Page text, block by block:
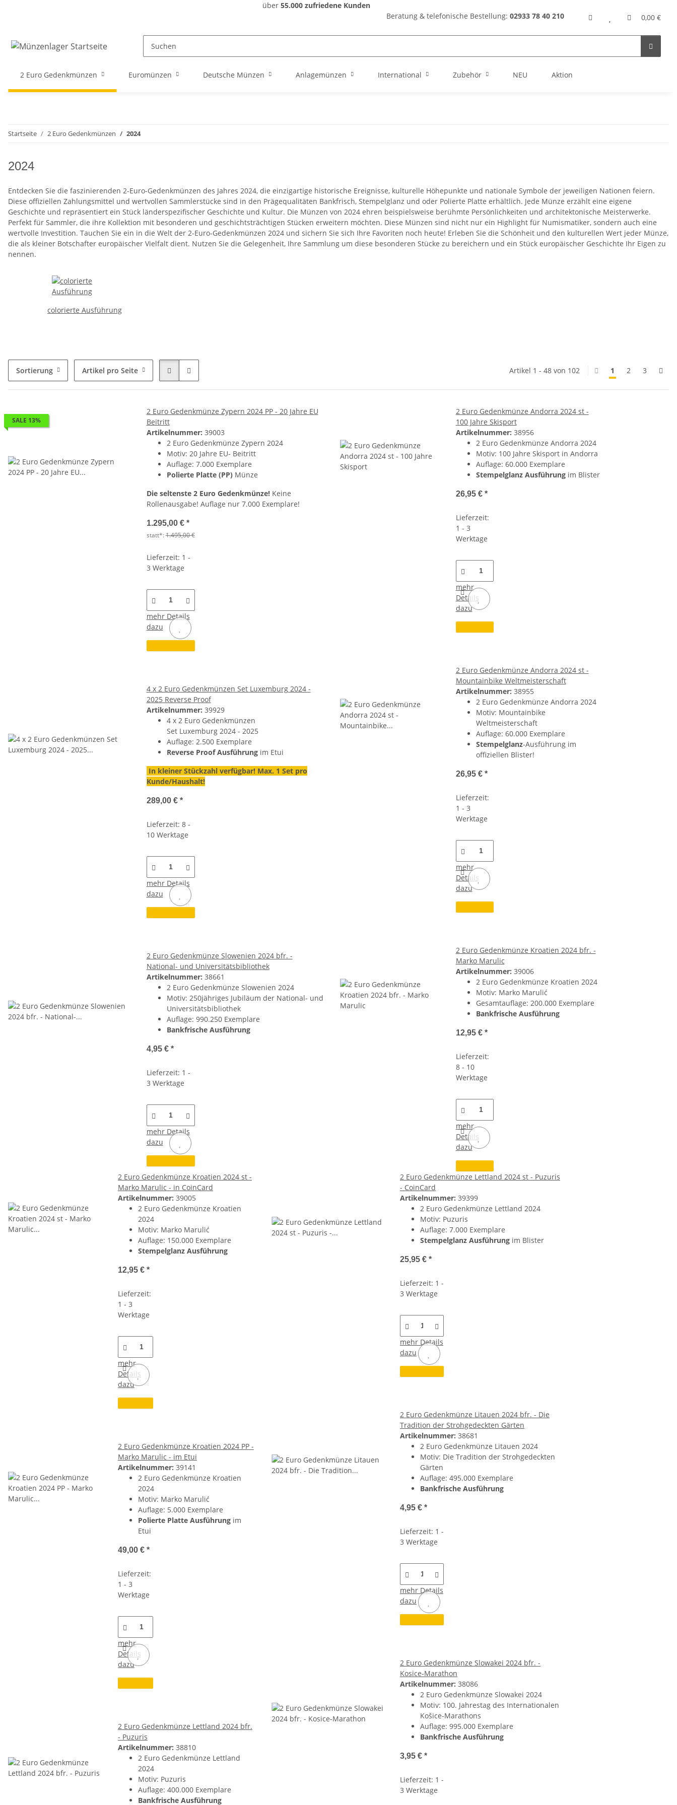
über 55.000 zufriedene Kunden
Beratung & telefonische Bestellung: 02933 78 40 210 0,00 €
2 Euro Gedenkmünzen Euromünzen Deutsche Münzen Anlagemünzen International Zubehör NEU Aktion
Startseite 2 Euro Gedenkmünzen 2024
2024
Entdecken Sie die faszinierenden 2-Euro-Gedenkmünzen des Jahres 2024, die einzigartige historische Ereignisse, kulturelle Höhepunkte und nationale Symbole der jeweiligen Nationen feiern.
Diese offiziellen Zahlungsmittel und wertvollen Sammlerstücke sind in den Prägequalitäten Bankfrisch, Stempelglanz und oder Polierte Platte erhältlich. Jede Münze erzählt eine eigene
Geschichte und repräsentiert ein Stück länderspezifischer Geschichte und Kultur. Die Münzen von 2024 ehren beispielsweise berühmte Persönlichkeiten und architektonische Meisterwerke.
Perfekt für Sammler, die ihre Kollektion mit besonderen und geschichtsträchtigen Stücken erweitern möchten. Diese Münzen sind nicht nur ein Highlight für Numismatiker, sondern auch eine
wertvolle Investition. Tauchen Sie ein in die Welt der 2-Euro-Gedenkmünzen 2024 und sichern Sie sich Ihre Favoriten noch heute! Erleben Sie die Schönheit und den kulturellen Wert jeder Münze,
die als kleiner Botschafter europäischer Vielfalt dient. Nutzen Sie die Gelegenheit, Ihre Sammlung um diese besonderen Stücke zu bereichern und ein Stück europäischer Geschichte Ihr Eigen zu
nennen.
colorierte Ausführung
Sortierung Artikel pro Seite Artikel 1 - 48 von 102 1 2 3
SALE 13%
2 Euro Gedenkmünze Zypern 2024 PP - 20 Jahre EU
Beitritt
Artikelnummer: 39003
2 Euro Gedenkmünze Zypern 2024
Motiv: 20 Jahre EU- Beitritt
Auflage: 7.000 Exemplare
Polierte Platte (PP) Münze
Die seltenste 2 Euro Gedenkmünze!Keine
Rollenausgabe! Auflage nur 7.000 Exemplare!
1.295,00 € *
statt*:1.495,00 €
Lieferzeit: 1 -
3 Werktage
mehr Details
dazu
4 x 2 Euro Gedenkmünzen Set Luxemburg 2024 -
2025 Reverse Proof
Artikelnummer: 39929
4 x 2 Euro Gedenkmünzen
Set Luxemburg 2024 - 2025
Auflage: 2.500 Exemplare
Reverse Proof Ausführungim Etui
In kleiner Stückzahl verfügbar! Max. 1 Set pro
Kunde/Haushalt!
289,00 € *
Lieferzeit: 8 -
10 Werktage
mehr Details
dazu
2 Euro Gedenkmünze Slowenien 2024 bfr. -
National- und Universitätsbibliothek
Artikelnummer: 38661
2 Euro Gedenkmünze Slowenien 2024
Motiv: 250jähriges Jubiläum der National- und
Universitätsbibliothek
Auflage: 990.250 Exemplare
Bankfrische Ausführung
4,95 € *
Lieferzeit: 1 -
3 Werktage
mehr Details
dazu
2 Euro Gedenkmünze Andorra 2024 st -
100 Jahre Skisport
Artikelnummer: 38956
2 Euro Gedenkmünze Andorra 2024
Motiv: 100 Jahre Skisport in Andorra
Auflage: 60.000 Exemplare
Stempelglanz Ausführungim Blister
26,95 € *
Lieferzeit:
1 - 3
Werktage
mehr
Details
dazu
2 Euro Gedenkmünze Andorra 2024 st -
Mountainbike Weltmeisterschaft
Artikelnummer: 38955
2 Euro Gedenkmünze Andorra 2024
Motiv: Mountainbike
Weltmeisterschaft
Auflage: 60.000 Exemplare
Stempelglanz-Ausführung im
offiziellen Blister!
26,95 € *
Lieferzeit:
1 - 3
Werktage
mehr
Details
dazu
2 Euro Gedenkmünze Kroatien 2024 bfr. -
Marko Marulic
Artikelnummer: 39006
2 Euro Gedenkmünze Kroatien 2024
Motiv: Marko Marulić
Gesamtauflage: 200.000 Exemplare
Bankfrische Ausführung
12,95 € *
Lieferzeit:
8 - 10
Werktage
mehr
Details
dazu
2 Euro Gedenkmünze Kroatien 2024 st -
Marko Marulic - in CoinCard
Artikelnummer: 39005
2 Euro Gedenkmünze Kroatien
2024
Motiv: Marko Marulić
Auflage: 150.000 Exemplare
Stempelglanz Ausführung
12,95 € *
Lieferzeit:
1 - 3
Werktage
mehr
Details
dazu
2 Euro Gedenkmünze Kroatien 2024 PP -
Marko Marulic - im Etui
Artikelnummer: 39141
2 Euro Gedenkmünze Kroatien
2024
Motiv: Marko Marulić
Auflage: 5.000 Exemplare
Polierte Platte Ausführungim
Etui
49,00 € *
Lieferzeit:
1 - 3
Werktage
mehr
Details
dazu
2 Euro Gedenkmünze Lettland 2024 bfr.
- Puzuris
Artikelnummer: 38810
2 Euro Gedenkmünze Lettland
2024
Motiv: Puzuris
Auflage: 400.000 Exemplare
Bankfrische Ausführung
2 Euro Gedenkmünze Lettland 2024 st - Puzuris
- CoinCard
Artikelnummer: 39399
2 Euro Gedenkmünze Lettland 2024
Motiv: Puzuris
Auflage: 7.000 Exemplare
Stempelglanz Ausführung im Blister
25,95 € *
Lieferzeit: 1 -
3 Werktage
mehr Details
dazu
2 Euro Gedenkmünze Litauen 2024 bfr. - Die
Tradition der Strohgedeckten Gärten
Artikelnummer: 38681
2 Euro Gedenkmünze Litauen 2024
Motiv: Die Tradition der Strohgedeckten
Gärten
Auflage: 495.000 Exemplare
Bankfrische Ausführung
4,95 € *
Lieferzeit: 1 -
3 Werktage
mehr Details
dazu
2 Euro Gedenkmünze Slowakei 2024 bfr. -
Kosice-Marathon
Artikelnummer: 38086
2 Euro Gedenkmünze Slowakei 2024
Motiv: 100. Jahrestag des Internationalen
Košice-Marathons
Auflage: 995.000 Exemplare
Bankfrische Ausführung
3,95 € *
Lieferzeit: 1 -
3 Werktage